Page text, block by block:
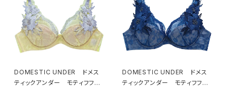
DOMESTIC UNDER ドメス
ティックアンダー モティフフル
DOMESTIC UNDER ドメス
ティックアンダー モティフフル